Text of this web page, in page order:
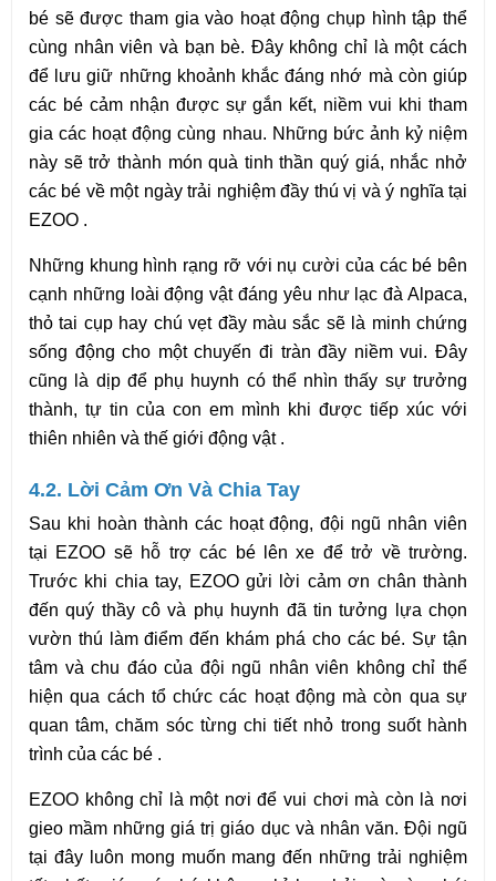
bé sẽ được tham gia vào hoạt động chụp hình tập thể
cùng nhân viên và bạn bè. Đây không chỉ là một cách
để lưu giữ những khoảnh khắc đáng nhớ mà còn giúp
các bé cảm nhận được sự gắn kết, niềm vui khi tham
gia các hoạt động cùng nhau. Những bức ảnh kỷ niệm
này sẽ trở thành món quà tinh thần quý giá, nhắc nhở
các bé về một ngày trải nghiệm đầy thú vị và ý nghĩa tại
EZOO .
Những khung hình rạng rỡ với nụ cười của các bé bên
cạnh những loài động vật đáng yêu như lạc đà Alpaca,
thỏ tai cụp hay chú vẹt đầy màu sắc sẽ là minh chứng
sống động cho một chuyến đi tràn đầy niềm vui. Đây
cũng là dịp để phụ huynh có thể nhìn thấy sự trưởng
thành, tự tin của con em mình khi được tiếp xúc với
thiên nhiên và thế giới động vật .
4.2. Lời Cảm Ơn Và Chia Tay
Sau khi hoàn thành các hoạt động, đội ngũ nhân viên
tại EZOO sẽ hỗ trợ các bé lên xe để trở về trường.
Trước khi chia tay, EZOO gửi lời cảm ơn chân thành
đến quý thầy cô và phụ huynh đã tin tưởng lựa chọn
vườn thú làm điểm đến khám phá cho các bé. Sự tận
tâm và chu đáo của đội ngũ nhân viên không chỉ thể
hiện qua cách tổ chức các hoạt động mà còn qua sự
quan tâm, chăm sóc từng chi tiết nhỏ trong suốt hành
trình của các bé .
EZOO không chỉ là một nơi để vui chơi mà còn là nơi
gieo mầm những giá trị giáo dục và nhân văn. Đội ngũ
tại đây luôn mong muốn mang đến những trải nghiệm